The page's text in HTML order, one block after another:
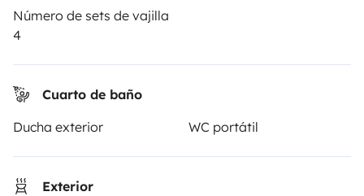
Número de sets de vajilla
4
Cuarto de baño
Ducha exterior
WC portátil
Exterior
Las opiniones de nuestros usuarios
Contrato de alquiler